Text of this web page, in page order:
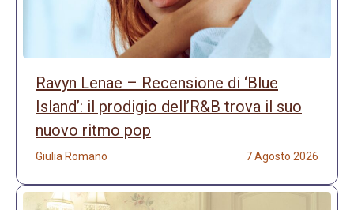
Ravyn Lenae – Recensione di ‘Blue
Island’: il prodigio dell’R&B trova il suo
nuovo ritmo pop
Giulia Romano 7 Agosto 2026